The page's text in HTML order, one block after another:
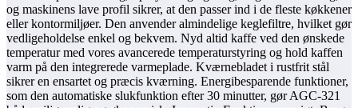
og maskinens lave profil sikrer, at den passer ind i de fleste køkkener
eller kontormiljøer. Den anvender almindelige keglefiltre, hvilket gør
vedligeholdelse enkel og bekvem. Nyd altid kaffe ved den ønskede
temperatur med vores avancerede temperaturstyring og hold kaffen
varm på den integrerede varmeplade. Kværnebladet i rustfrit stål
sikrer en ensartet og præcis kværning. Energibesparende funktioner,
som den automatiske slukfunktion efter 30 minutter, gør AGC-321